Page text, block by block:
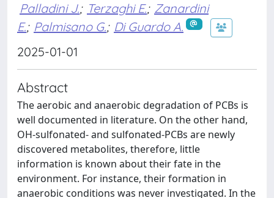
Palladini J.; Terzaghi E.; Zanardini
E.; Palmisano G.; Di Guardo A.
2025-01-01
Abstract
The aerobic and anaerobic degradation of PCBs is
well documented in literature. On the other hand,
OH-sulfonated- and sulfonated-PCBs are newly
discovered metabolites, therefore, little
information is known about their fate in the
environment. For instance, their formation in
anaerobic conditions was never investigated. In the